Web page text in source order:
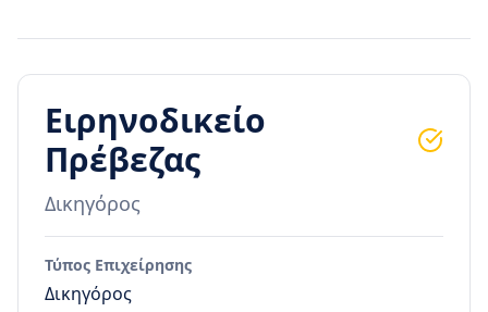
Ειρηνοδικείο
Πρέβεζας
Δικηγόρος
Τύπος Επιχείρησης
Δικηγόρος